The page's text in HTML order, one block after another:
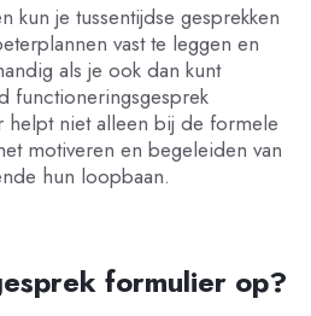
kun je tussentijdse gesprekken
vast te leggen en
als je ook dan kunt
functioneringsgesprek
niet alleen bij de formele
motiveren en begeleiden van
hun loopbaan.
formulier op?